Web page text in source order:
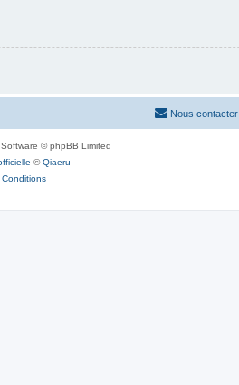
Nous contacter
© phpBB Limited
©Qiaeru
Conditions